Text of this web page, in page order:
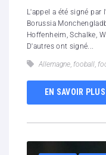
L'appel a été signé
Borussia
Hoffenheim, Schalke,
D'autres ont signé...
Allemagne fooball
EN SAVOIR PLUS